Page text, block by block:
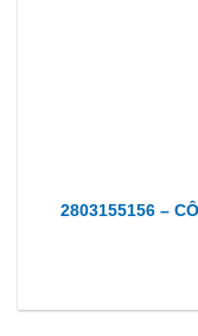
2803155156 –